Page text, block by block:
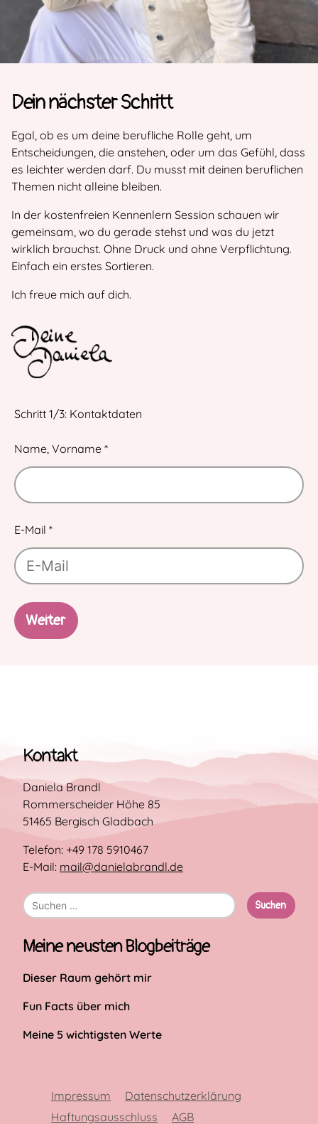
Dein nächster Schritt
Egal, ob es um deine berufliche Rolle geht, um
Entscheidungen, die anstehen, oder um das Gefühl, dass
es leichter werden darf. Du musst mit deinen beruflichen
Themen nicht alleine bleiben.
In der kostenfreien Kennenlern Session schauen wir
gemeinsam, wo du gerade stehst und was du jetzt
wirklich brauchst. Ohne Druck und ohne Verpflichtung.
Einfach ein erstes Sortieren.
Ich freue mich auf dich.
Schritt 1/3: Kontaktdaten
Leave
field
blank
Name, Vorname *
E-Mail *
Weiter
Kontakt
Daniela Brandl
Rommerscheider Höhe 85
51465 Bergisch Gladbach
Telefon: +49 178 5910467
E-Mail: mail@danielabrandl.de
Suche
nach:
Meine neusten Blogbeiträge
Dieser Raum gehört mir
Fun Facts über mich
Meine 5 wichtigsten Werte
Impressum
Datenschutzerklärung
Haftungsausschluss
AGB